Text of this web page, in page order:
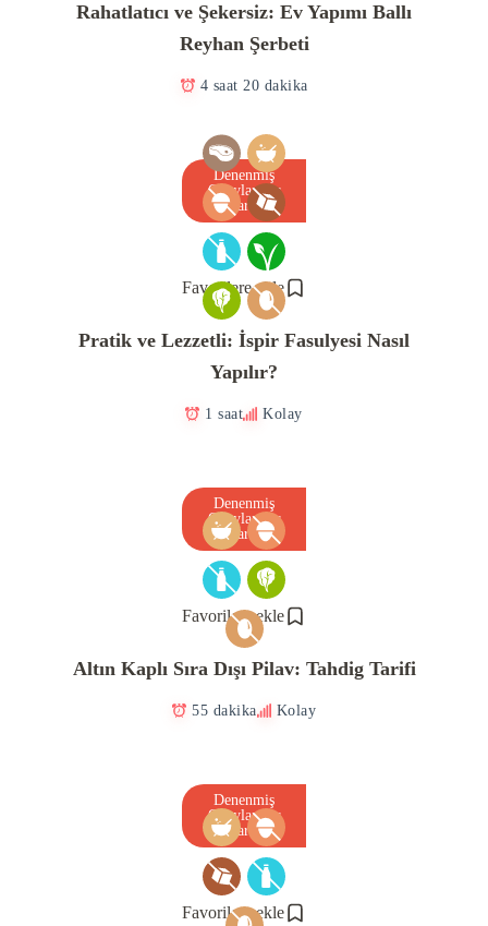
Rahatlatıcı ve Şekersiz: Ev Yapımı Ballı
Reyhan Şerbeti
4 saat 20 dakika
Favorilere ekle
Denenmiş
Onaylanmış
Tarif
Pratik ve Lezzetli: İspir Fasulyesi Nasıl
Yapılır?
1 saat Kolay
Favorilere ekle
Denenmiş
Onaylanmış
Tarif
Altın Kaplı Sıra Dışı Pilav: Tahdig Tarifi
55 dakika Kolay
Favorilere ekle
Denenmiş
Onaylanmış
Tarif